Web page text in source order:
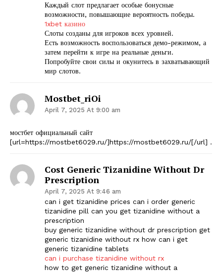
Каждый слот предлагает особые бонусные
возможности, повышающие вероятность победы.
1xbet казино
Слоты созданы для игроков всех уровней.
Есть возможность воспользоваться демо-режимом, а
затем перейти к игре на реальные деньги.
Попробуйте свои силы и окунитесь в захватывающий
мир слотов.
Mostbet_riOi
April 7, 2025 At 9:00 am
мостбет официальный сайт
[url=https://mostbet6029.ru/]https://mostbet6029.ru/[/url] .
Cost Generic Tizanidine Without Dr
Prescription
April 7, 2025 At 9:46 am
can i get tizanidine prices can i order generic
tizanidine pill can you get tizanidine without a
prescription
buy generic tizanidine without dr prescription get
generic tizanidine without rx how can i get
generic tizanidine tablets
can i purchase tizanidine without rx
how to get generic tizanidine without a